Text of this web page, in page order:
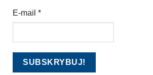
E-mail *